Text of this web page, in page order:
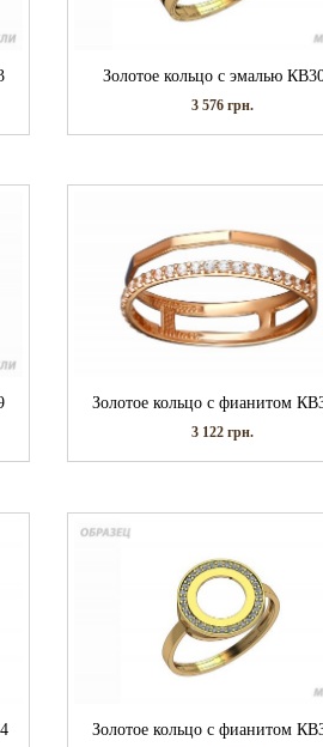
Золотое кольцо с эмалью
3 576 грн.
Золотое кольцо с фианитом
3 122 грн.
Золотое кольцо с фианитом